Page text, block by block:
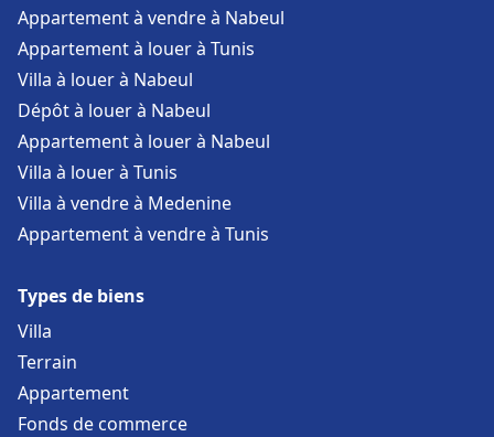
Appartement à vendre à Nabeul
Appartement à louer à Tunis
Villa à louer à Nabeul
Dépôt à louer à Nabeul
Appartement à louer à Nabeul
Villa à louer à Tunis
Villa à vendre à Medenine
Appartement à vendre à Tunis
Types de biens
Villa
Terrain
Appartement
Fonds de commerce